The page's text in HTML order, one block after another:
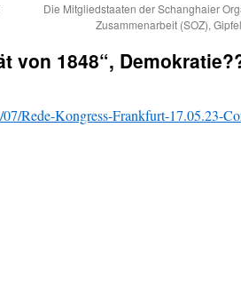
Die Mitgliedstaaten der Schanghaier
Zusammenarbeit (SOZ),
von 1848“,
Rede-Kongress-Frankfurt-17.05.23-